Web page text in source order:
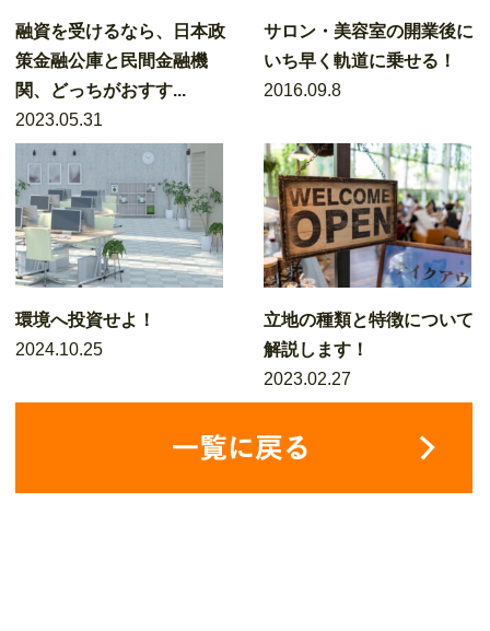
融資を受けるなら、日本政
策金融公庫と民間金融機
関、どっちがおすす...
2023.05.31
サロン・美容室の開業後に
いち早く軌道に乗せる！
2016.09.8
環境へ投資せよ！
2024.10.25
立地の種類と特徴について
解説します！
2023.02.27